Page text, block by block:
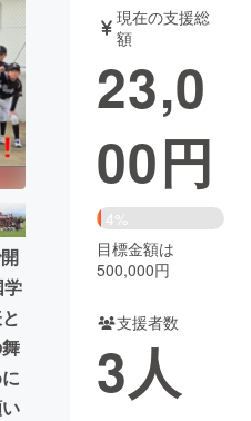
音楽
ット ゲーム・
書籍・雑誌
チャレンジ
化
CAMPFIRE Creation
machi-ya コミュニティ
現在の支援総
額
23,0
00円
4%
目標金額は
500,000円
支援者数
3人